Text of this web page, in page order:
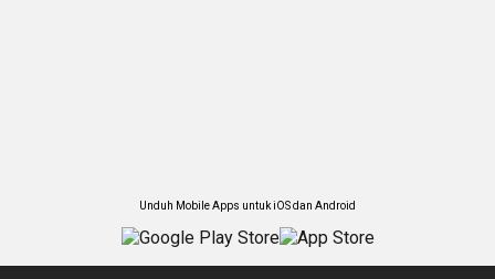
Unduh Mobile Apps untuk iOS dan Android